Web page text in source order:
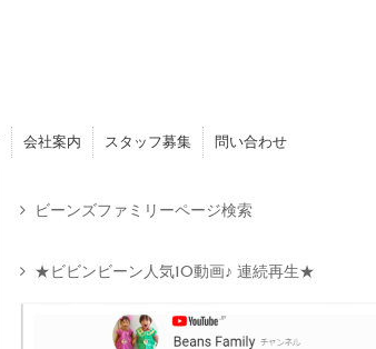
会社案内 スタッフ募集 問い合わせ
ビーンズファミリーページ検索
★ビビンビーン人気10動画♪ 連続再生★